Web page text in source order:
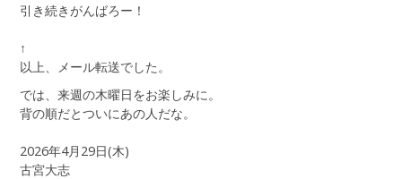
引き続きがんばろー！
↑
以上、メール転送でした。
では、来週の木曜日をお楽しみに。
背の順だとついにあの人だな。
2026年4月29日(木)
古宮大志